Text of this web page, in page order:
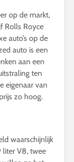
op de markt,
Rolls Royce
auto’s op de
auto is een
aan een
ten
eigenaar van
zo hoog.
waarschijnlijk
liter V8, twee